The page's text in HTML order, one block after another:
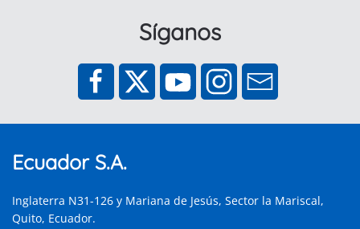
Síganos
Ecuador S.A.
Inglaterra N31-126 y Mariana de Jesús, Sector la Mariscal,
Quito, Ecuador.